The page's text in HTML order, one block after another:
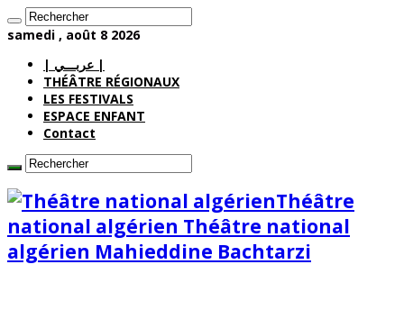
samedi , août 8 2026
| عربـــي |
THÉÂTRE RÉGIONAUX
LES FESTIVALS
ESPACE ENFANT
Contact
Théâtre
national algérien Théâtre national
algérien Mahieddine Bachtarzi